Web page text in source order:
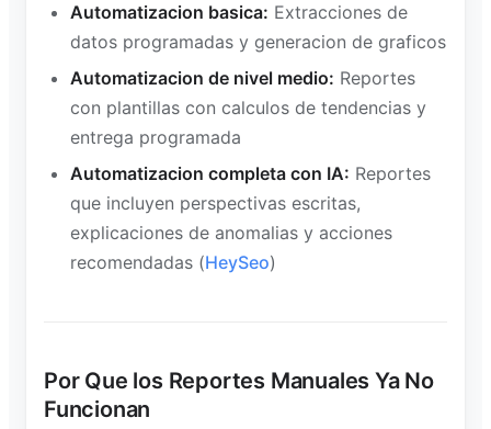
Automatizacion basica: Extracciones de
datos programadas y generacion de graficos
Automatizacion de nivel medio: Reportes
con plantillas con calculos de tendencias y
entrega programada
Automatizacion completa con IA: Reportes
que incluyen perspectivas escritas,
explicaciones de anomalias y acciones
recomendadas (HeySeo)
Por Que los Reportes Manuales Ya No
Funcionan